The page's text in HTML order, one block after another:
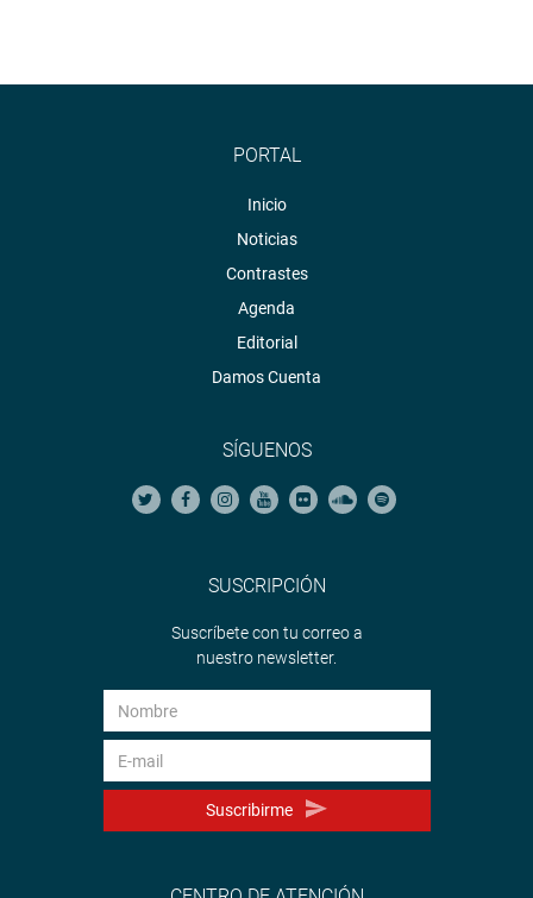
PORTAL
Inicio
Noticias
Contrastes
Agenda
Editorial
Damos Cuenta
SÍGUENOS
SUSCRIPCIÓN
Suscríbete con tu correo a
nuestro newsletter.
Suscribirme